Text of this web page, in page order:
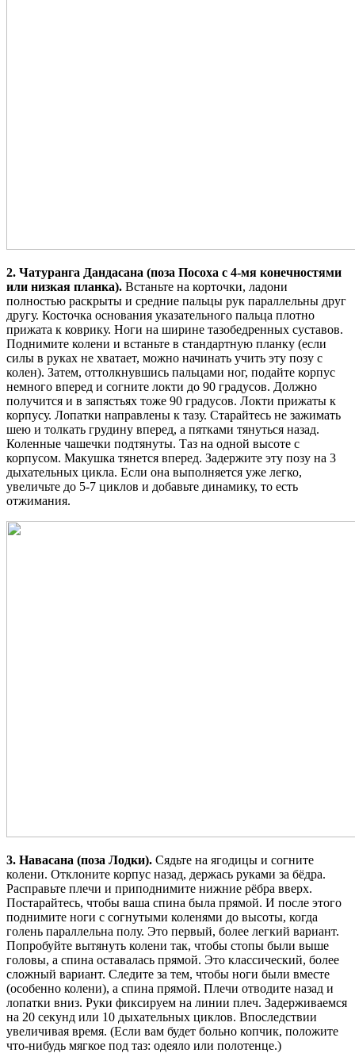
2. Чатуранга Дандасана (поза Посоха с 4-мя конечностями
или низкая планка). Встаньте на корточки, ладони
полностью раскрыты и средние пальцы рук параллельны друг
другу. Косточка основания указательного пальца плотно
прижата к коврику. Ноги на ширине тазобедренных суставов.
Поднимите колени и встаньте в стандартную планку (если
силы в руках не хватает, можно начинать учить эту позу с
колен). Затем, оттолкнувшись пальцами ног, подайте корпус
немного вперед и согните локти до 90 градусов. Должно
получится и в запястьях тоже 90 градусов. Локти прижаты к
корпусу. Лопатки направлены к тазу. Старайтесь не зажимать
шею и толкать грудину вперед, а пятками тянуться назад.
Коленные чашечки подтянуты. Таз на одной высоте с
корпусом. Макушка тянется вперед. Задержите эту позу на 3
дыхательных цикла. Если она выполняется уже легко,
увеличьте до 5-7 циклов и добавьте динамику, то есть
отжимания.
3. Навасана (поза Лодки). Сядьте на ягодицы и согните
колени. Отклоните корпус назад, держась руками за бёдра.
Расправьте плечи и приподнимите нижние рёбра вверх.
Постарайтесь, чтобы ваша спина была прямой. И после этого
поднимите ноги с согнутыми коленями до высоты, когда
голень параллельна полу. Это первый, более легкий вариант.
Попробуйте вытянуть колени так, чтобы стопы были выше
головы, а спина оставалась прямой. Это классический, более
сложный вариант. Следите за тем, чтобы ноги были вместе
(особенно колени), а спина прямой. Плечи отводите назад и
лопатки вниз. Руки фиксируем на линии плеч. Задерживаемся
на 20 секунд или 10 дыхательных циклов. Впоследствии
увеличивая время. (Если вам будет больно копчик, положите
что-нибудь мягкое под таз: одеяло или полотенце.)